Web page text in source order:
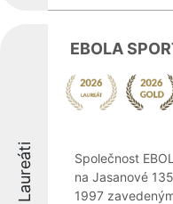
Laureáti
EBOLA
Společnost
na Jasanové
1997